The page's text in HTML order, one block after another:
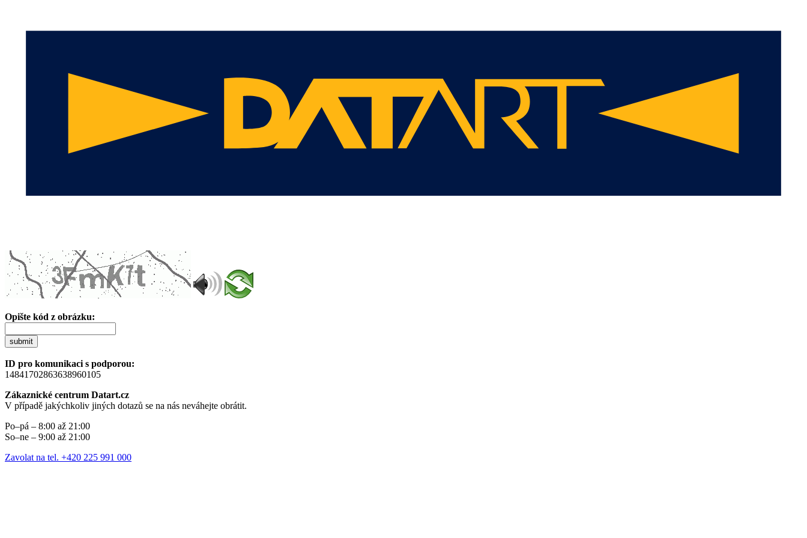
Opište kód z obrázku:
submit
ID pro komunikaci s podporou:
14841702863638960105
Zákaznické centrum Datart.cz
V případě jakýchkoliv jiných dotazů se na nás neváhejte obrátit.
Po–pá – 8:00 až 21:00
So–ne – 9:00 až 21:00
Zavolat na tel. +420 225 991 000